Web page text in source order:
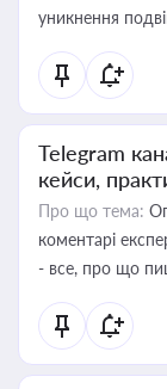
уникнення
Telegram
кейси,
Про що тема:
коментарі
- все, про що